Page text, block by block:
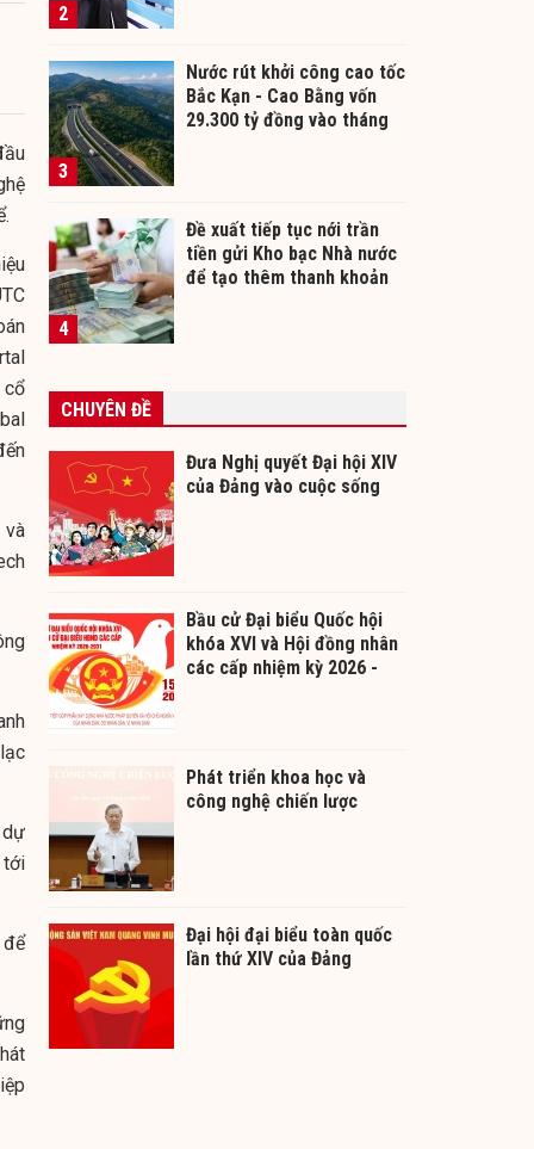
cổ
và
dự
tới
để
2
3
Nước rút khởi công cao tốc
Bắc Kạn - Cao Bằng vốn
29.300 tỷ đồng vào tháng
4
Đề xuất tiếp tục nới trần
tiền gửi Kho bạc Nhà nước
để tạo thêm thanh khoản
CHUYÊN ĐỀ
Đưa Nghị quyết Đại hội XIV
của Đảng vào cuộc sống
Bầu cử Đại biểu Quốc hội
khóa XVI và Hội đồng nhân
các cấp nhiệm kỳ 2026 -
Phát triển khoa học và
công nghệ chiến lược
Đại hội đại biểu toàn quốc
lần thứ XIV của Đảng